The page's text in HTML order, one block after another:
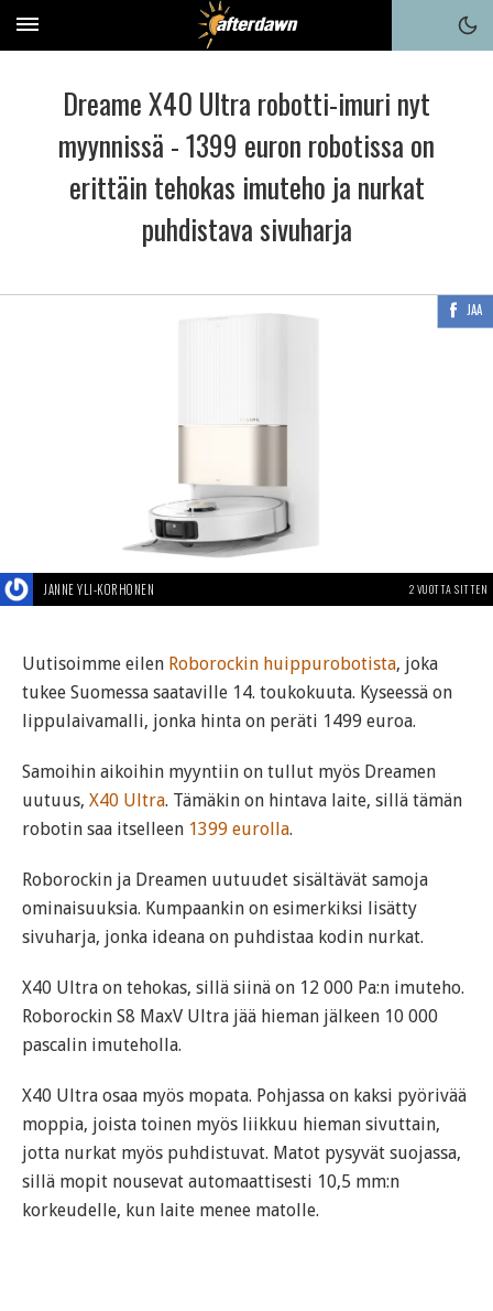
Dreame X40 Ultra robotti-imuri nyt
myynnissä - 1399 euron robotissa on
erittäin tehokas imuteho ja nurkat
puhdistava sivuharja
JAA
JANNE YLI-KORHONEN 2 VUOTTA SITTEN
Uutisoimme eilen Roborockin huippurobotista, joka
tukee Suomessa saataville 14. toukokuuta. Kyseessä on
lippulaivamalli, jonka hinta on peräti 1499 euroa.
Samoihin aikoihin myyntiin on tullut myös Dreamen
uutuus, X40 Ultra. Tämäkin on hintava laite, sillä tämän
robotin saa itselleen 1399 eurolla.
Roborockin ja Dreamen uutuudet sisältävät samoja
ominaisuuksia. Kumpaankin on esimerkiksi lisätty
sivuharja, jonka ideana on puhdistaa kodin nurkat.
X40 Ultra on tehokas, sillä siinä on 12 000 Pa:n imuteho.
Roborockin S8 MaxV Ultra jää hieman jälkeen 10 000
pascalin imuteholla.
X40 Ultra osaa myös mopata. Pohjassa on kaksi pyörivää
moppia, joista toinen myös liikkuu hieman sivuttain,
jotta nurkat myös puhdistuvat. Matot pysyvät suojassa,
sillä mopit nousevat automaattisesti 10,5 mm:n
korkeudelle, kun laite menee matolle.